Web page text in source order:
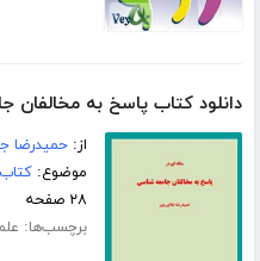
دانلود کتاب پاسخ به مخالفان
از:حمیدرضا
موضوع:
۲۸ صفحه
برچسب‌ها: